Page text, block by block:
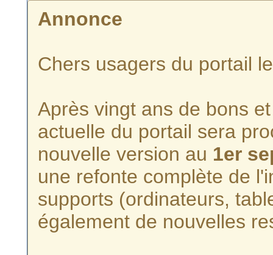
Annonce
Chers usagers du portail
Après vingt ans de bons
actuelle du portail sera
nouvelle version au 1er
une refonte complète de
supports (ordinateurs,
également de nouvelles